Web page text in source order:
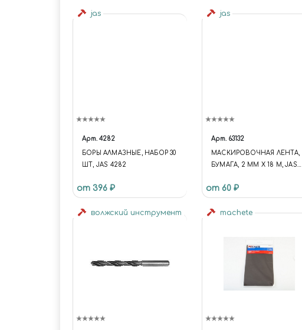
jas
Арт. 4282
БОРЫ АЛМАЗНЫЕ, НАБОР 30
ШТ, JAS 4282
от 396 ₽
jas
Арт. 63132
МАСКИРОВОЧНАЯ ЛЕНТА,
БУМАГА, 2 ММ Х 18 М, JAS
от 60 ₽
волжский инструмент machete